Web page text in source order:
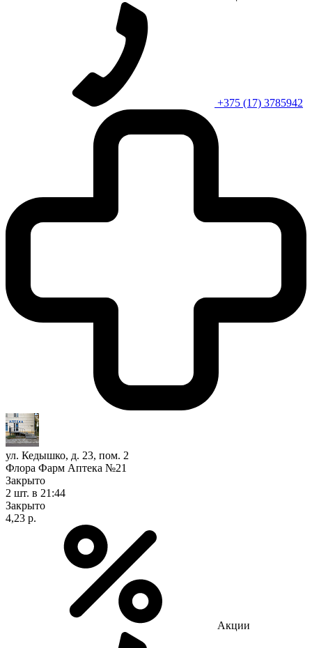
+375 (17) 3785942
ул. Кедышко, д. 23, пом. 2
Флора Фарм Аптека №21
Закрыто
2 шт. в 21:44
Закрыто
4,23 р.
Акции